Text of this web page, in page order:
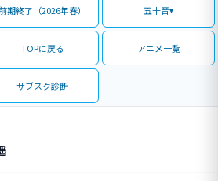
前期終了（2026年春） 五十音
TOPに戻る アニメ一覧
サブスク診断